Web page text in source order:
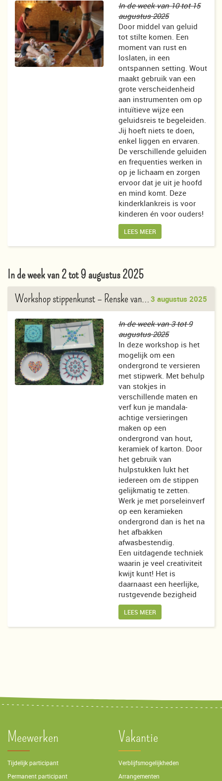
In de week van 10 tot 15
augustus 2025
Door middel van geluid
tot stilte komen. Een
moment van rust en
loslaten, in een
ontspannen setting. Wout
maakt gebruik van een
grote verscheidenheid
aan instrumenten om op
intuïtieve wijze een
geluidsreis te begeleiden.
Jij hoeft niets te doen,
enkel liggen en ervaren.
De verschillende geluiden
en frequenties werken in
op je lichaam en zorgen
ervoor dat je uit je hoofd
en mind komt. Deze
kinderklankreis is voor
kinderen én voor ouders!
LEES MEER
In de week van 2 tot 9 augustus 2025
Workshop stippenkunst– Renske van der Slikke 3 augustus 2025
In de week van 3 tot 9
augustus 2025
In deze workshop is het
mogelijk om een
ondergrond te versieren
met stipwerk. Met behulp
van stokjes in
verschillende maten en
verf kun je mandala-
achtige versieringen
maken op een
ondergrond van hout,
keramiek of karton. Door
het gebruik van
hulpstukken lukt het
iedereen om de stippen
gelijkmatig te zetten.
Werk je met porseleinverf
op een keramieken
ondergrond dan is het na
het afbakken
afwasbestendig.
Een uitdagende techniek
waarin je veel creativiteit
kwijt kunt! Het is
daarnaast een heerlijke,
rustgevende bezigheid
LEES MEER
Meewerken
Tijdelijk participant
Permanent participant
Vakantie
Verblijfsmogelijkheden
Arrangementen